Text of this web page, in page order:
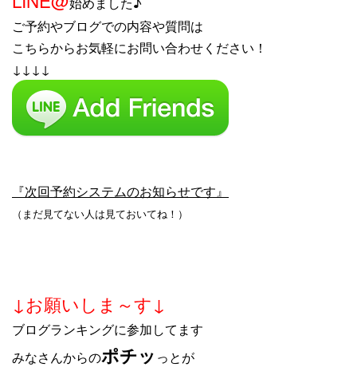
ご予約やブログでの内容や質問は
こちらからお気軽にお問い合わせください！
↓↓↓↓
『次回予約システムのお知らせです』
（まだ見てない人は見ておいてね！）
↓お願いしま～す↓
ブログランキングに参加してます
みなさんからのポチッ っとが